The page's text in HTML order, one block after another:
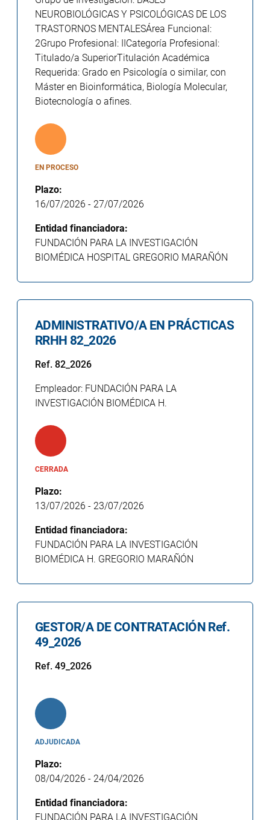
NEUROBIOLÓGICAS Y PSICOLÓGICAS DE LOS
TRASTORNOS MENTALESÁrea Funcional:
2Grupo Profesional: IICategoría Profesional:
Titulado/a SuperiorTitulación Académica
Requerida: Grado en Psicología o similar, con
Máster en Bioinformática, Biología Molecular,
Biotecnología o afines.
EN PROCESO
Plazo:
16/07/2026 - 27/07/2026
Entidad financiadora:
FUNDACIÓN PARA LA INVESTIGACIÓN
BIOMÉDICA HOSPITAL GREGORIO MARAÑÓN
ADMINISTRATIVO/A EN PRÁCTICAS
RRHH 82_2026
Ref. 82_2026
Empleador: FUNDACIÓN PARA LA
INVESTIGACIÓN BIOMÉDICA H.
CERRADA
Plazo:
13/07/2026 - 23/07/2026
Entidad financiadora:
FUNDACIÓN PARA LA INVESTIGACIÓN
BIOMÉDICA H. GREGORIO MARAÑÓN
GESTOR/A DE CONTRATACIÓN Ref.
49_2026
Ref. 49_2026
ADJUDICADA
Plazo:
08/04/2026 - 24/04/2026
Entidad financiadora:
FUNDACIÓN PARA LA INVESTIGACIÓN